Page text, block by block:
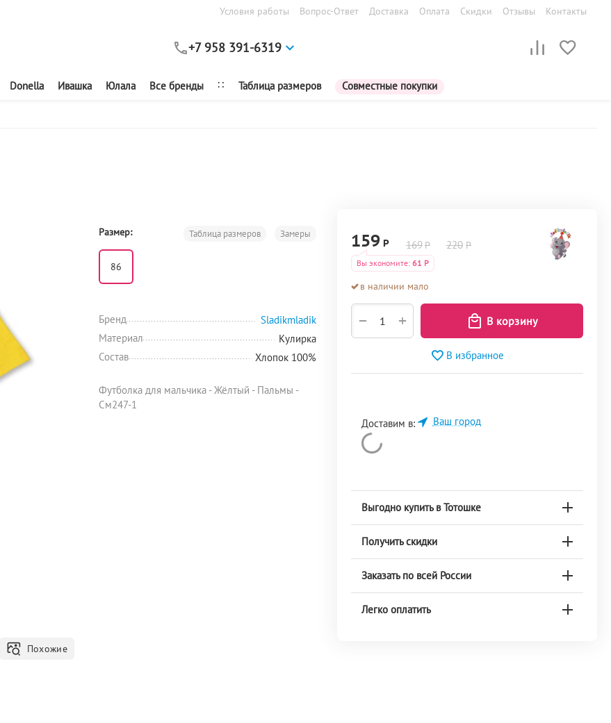
Условия работы Вопрос-Ответ Доставка Оплата Скидки Отзывы Контакты
+7 958 391-6319
Donella Ивашка Юлала Все бренды ∷ Таблица размеров Совместные покупки
Похожие
Размер: Замеры
Таблица размеров
86
Бренд
Sladikmladik
Материал
Кулирка
Состав
Хлопок 100%
Футболка для мальчика - Жёлтый - Пальмы -
См247-1
159 Р 169Р 220 Р
Вы экономите: 61 Р
в наличии мало
+
−
В избранное
Доставим в: Ваш город
Выгодно купить в Тотошке
Получить скидки
Заказать по всей России
Легко оплатить